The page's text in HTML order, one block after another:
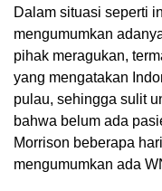
Dalam situasi seperti
mengumumkan
pihak meragukan,
yang mengatakan
pulau, sehingga sulit
bahwa belum ada
Morrison beberapa
mengumumkan ada